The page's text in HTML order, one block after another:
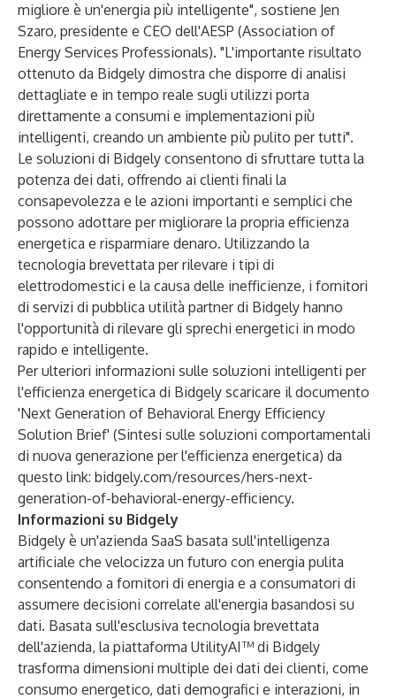
migliore è un'energia più intelligente", sostiene Jen
Szaro, presidente e CEO dell'AESP (Association of
Energy Services Professionals). "L'importante risultato
ottenuto da Bidgely dimostra che disporre di analisi
dettagliate e in tempo reale sugli utilizzi porta
direttamente a consumi e implementazioni più
intelligenti, creando un ambiente più pulito per tutti".
Le soluzioni di Bidgely consentono di sfruttare tutta la
potenza dei dati, offrendo ai clienti finali la
consapevolezza e le azioni importanti e semplici che
possono adottare per migliorare la propria efficienza
energetica e risparmiare denaro. Utilizzando la
tecnologia brevettata per rilevare i tipi di
elettrodomestici e la causa delle inefficienze, i fornitori
di servizi di pubblica utilità partner di Bidgely hanno
l'opportunità di rilevare gli sprechi energetici in modo
rapido e intelligente.
Per ulteriori informazioni sulle soluzioni intelligenti per
l'efficienza energetica di Bidgely scaricare il documento
'Next Generation of Behavioral Energy Efficiency
Solution Brief' (Sintesi sulle soluzioni comportamentali
di nuova generazione per l'efficienza energetica) da
questo link: bidgely.com/resources/hers-next-
generation-of-behavioral-energy-efficiency.
Informazioni su Bidgely
Bidgely è un'azienda SaaS basata sull'intelligenza
artificiale che velocizza un futuro con energia pulita
consentendo a fornitori di energia e a consumatori di
assumere decisioni correlate all'energia basandosi su
dati. Basata sull'esclusiva tecnologia brevettata
dell'azienda, la piattaforma UtilityAI™ di Bidgely
trasforma dimensioni multiple dei dati dei clienti, come
consumo energetico, dati demografici e interazioni, in